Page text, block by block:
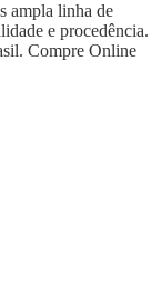
ampla linha de
e procedência.
Compre Online